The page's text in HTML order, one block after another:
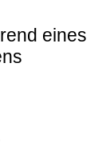
eines